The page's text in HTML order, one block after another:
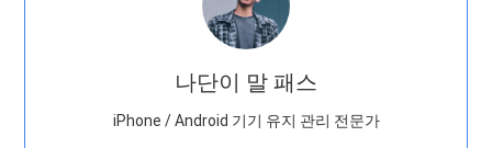
나단이 말 패스
iPhone / Android 기기 유지 관리 전문가